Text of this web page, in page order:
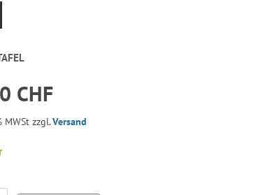
CHF
MWSt zzgl.Versand